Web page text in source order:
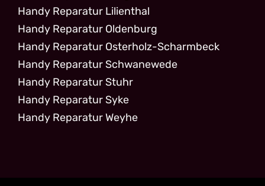
Handy Reparatur Lilienthal
Handy Reparatur Oldenburg
Handy Reparatur Osterholz-Scharmbeck
Handy Reparatur Schwanewede
Handy Reparatur Stuhr
Handy Reparatur Syke
Handy Reparatur Weyhe